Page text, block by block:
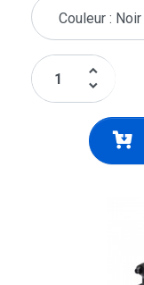
keyboard_arrow_up
keyboard_arrow_down